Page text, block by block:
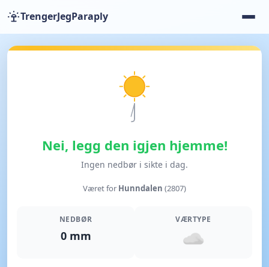
TrengerJegParaply
Nei, legg den igjen hjemme!
Ingen nedbør i sikte i dag.
Været for Hunndalen (2807)
NEDBØR
0 mm
VÆRTYPE